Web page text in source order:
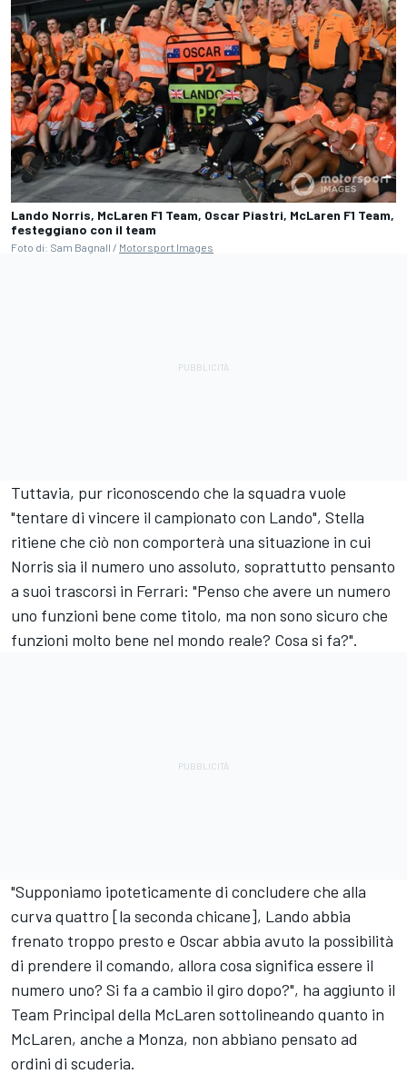
Lando Norris, McLaren F1 Team, Oscar Piastri, McLaren F1 Team,
festeggiano con il team
Foto di: Sam Bagnall / Motorsport Images
Tuttavia, pur riconoscendo che la squadra vuole
"tentare di vincere il campionato con Lando", Stella
ritiene che ciò non comporterà una situazione in cui
Norris sia il numero uno assoluto, soprattutto pensanto
a suoi trascorsi in Ferrari: "Penso che avere un numero
uno funzioni bene come titolo, ma non sono sicuro che
funzioni molto bene nel mondo reale? Cosa si fa?".
"Supponiamo ipoteticamente di concludere che alla
curva quattro [la seconda chicane], Lando abbia
frenato troppo presto e Oscar abbia avuto la possibilità
di prendere il comando, allora cosa significa essere il
numero uno? Si fa a cambio il giro dopo?", ha aggiunto il
Team Principal della McLaren sottolineando quanto in
McLaren, anche a Monza, non abbiano pensato ad
ordini di scuderia.